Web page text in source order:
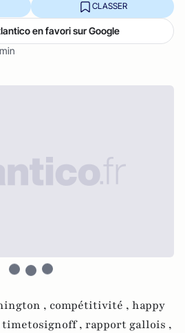
CLASSER
en favori sur Google
, compétitivité , happy
timetosignoff , rapport gallois ,